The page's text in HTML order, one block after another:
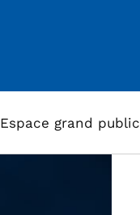
Espace grand public